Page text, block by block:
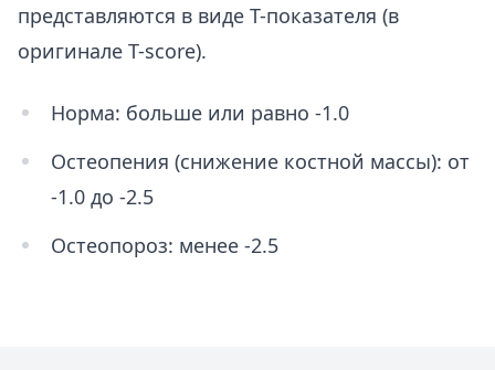
представляются в виде Т-показателя (в
оригинале T-score).
Норма: больше или равно -1.0
Остеопения (снижение костной массы): от
-1.0 до -2.5
Остеопороз: менее -2.5